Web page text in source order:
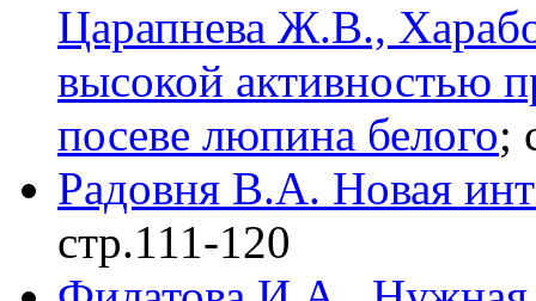
Царапнева Ж.В.,
высокой активностью
посеве люпина белого;
Радовня В.А. Новая
стр.111-120